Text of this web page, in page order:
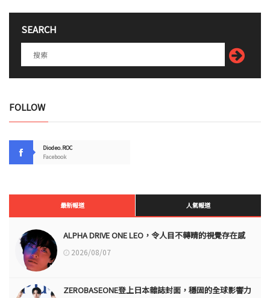
SEARCH
FOLLOW
Diodeo.ROC
Facebook
最新報道 人氣報道
ALPHA DRIVE ONE LEO，令人目不轉睛的視覺存在感
2026/08/07
ZEROBASEONE登上日本雜誌封面，穩固的全球影響力